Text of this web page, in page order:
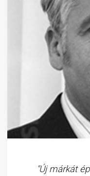
"Új márkát